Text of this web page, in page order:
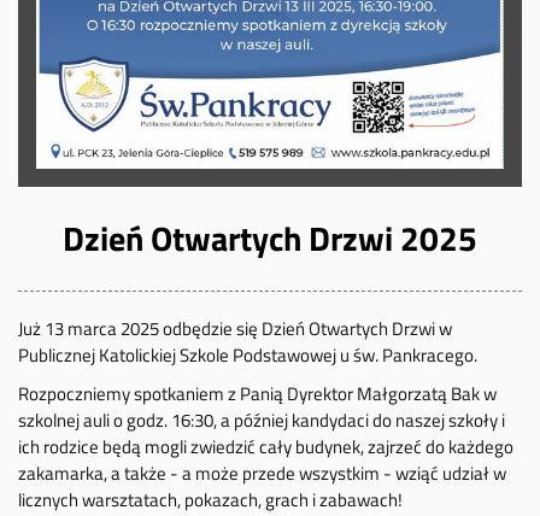
Dzień Otwartych Drzwi 2025
Już 13 marca 2025 odbędzie się Dzień Otwartych Drzwi w
Publicznej Katolickiej Szkole Podstawowej u św. Pankracego.
Rozpoczniemy spotkaniem z Panią Dyrektor Małgorzatą Bak w
szkolnej auli o godz. 16:30, a później kandydaci do naszej szkoły i
ich rodzice będą mogli zwiedzić cały budynek, zajrzeć do każdego
zakamarka, a także - a może przede wszystkim - wziąć udział w
licznych warsztatach, pokazach, grach i zabawach!